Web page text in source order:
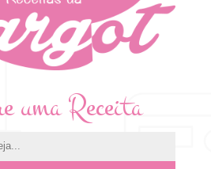
uma Receita